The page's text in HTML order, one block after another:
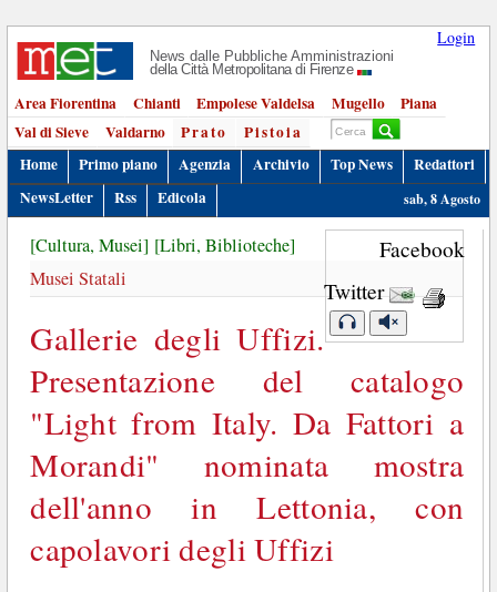
Login
News dalle Pubbliche Amministrazioni
della Città Metropolitana di Firenze
Area Fiorentina Chianti Empolese Valdelsa Mugello
Piana
Val di Sieve
Valdarno Prato
Pistoia
Home
Primo piano Agenzia Archivio Top News
Redattori
NewsLetter
Rss Edicola sab, 8 Agosto
Facebook
Twitter
[Cultura, Musei] [Libri, Biblioteche]
Musei Statali
Gallerie degli Uffizi.
Presentazione del catalogo
"Light from Italy. Da Fattori a
Morandi" nominata mostra
dell'anno in Lettonia, con
capolavori degli Uffizi